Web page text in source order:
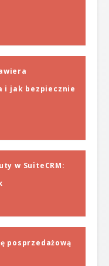
i jak bezpiecznie
w SuiteCRM:
posprzedażową